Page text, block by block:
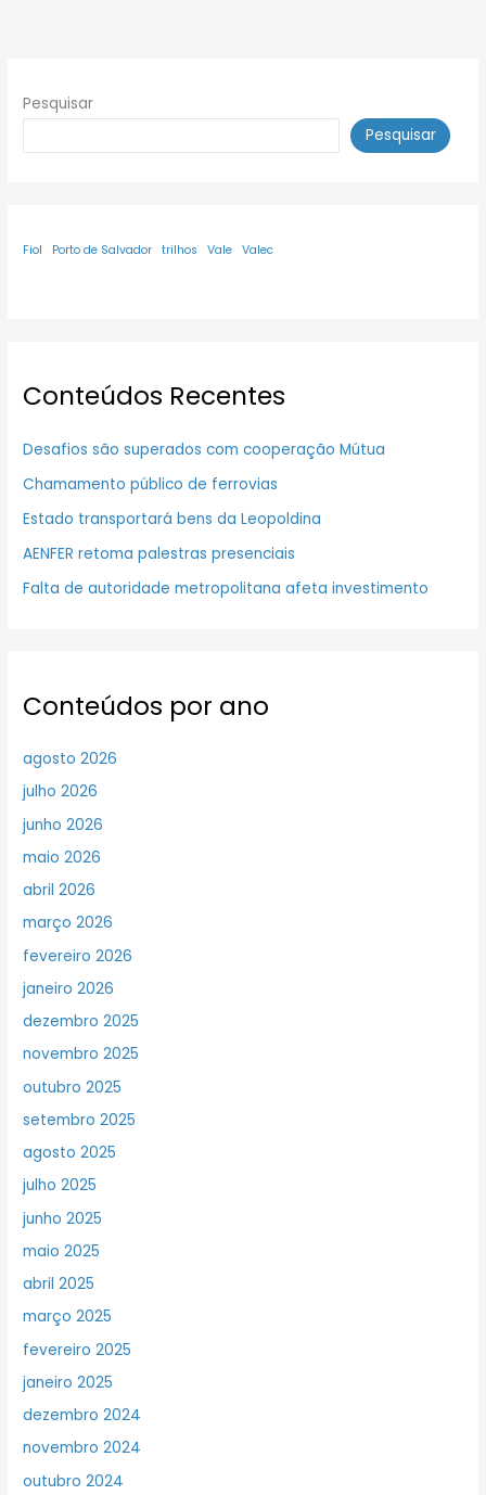
Pesquisar
Pesquisar
Fiol Porto de Salvador trilhos Vale Valec
Conteúdos Recentes
Desafios são superados com cooperação Mútua
Chamamento público de ferrovias
Estado transportará bens da Leopoldina
AENFER retoma palestras presenciais
Falta de autoridade metropolitana afeta investimento
Conteúdos por ano
agosto 2026
julho 2026
junho 2026
maio 2026
abril 2026
março 2026
fevereiro 2026
janeiro 2026
dezembro 2025
novembro 2025
outubro 2025
setembro 2025
agosto 2025
julho 2025
junho 2025
maio 2025
abril 2025
março 2025
fevereiro 2025
janeiro 2025
dezembro 2024
novembro 2024
outubro 2024